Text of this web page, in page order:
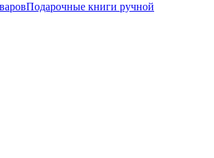
Подарочные книги ручной